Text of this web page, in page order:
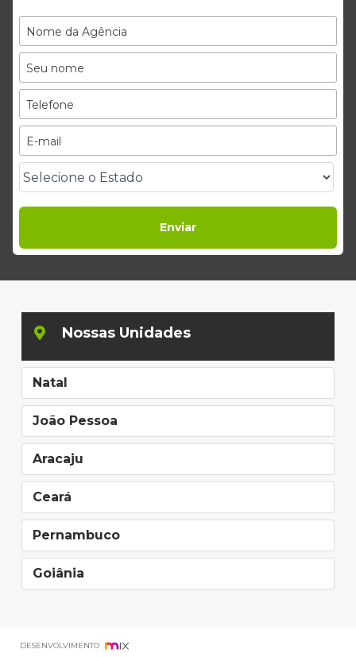
Enviar
Nossas Unidades
Natal
João Pessoa
Aracaju
Ceará
Pernambuco
Goiânia
DESENVOLVIMENTO